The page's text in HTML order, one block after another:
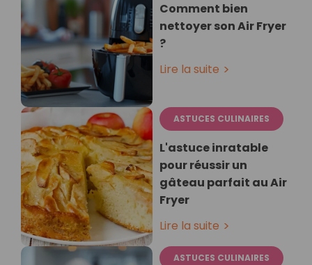
Comment bien
nettoyer son Air Fryer
?
Lire la suite
ASTUCES CULINAIRES
L'astuce inratable
pour réussir un
gâteau parfait au Air
Fryer
Lire la suite
ASTUCES CULINAIRES